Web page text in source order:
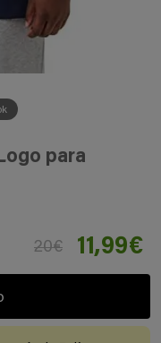
para
20€ 11,99€